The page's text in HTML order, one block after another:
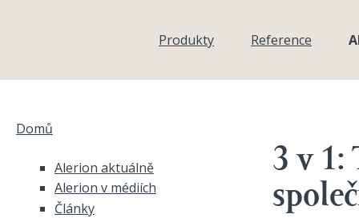
Produkty
Reference
Domů
3 v 1:
Alerion aktuálně
Alerion v médiích
Články